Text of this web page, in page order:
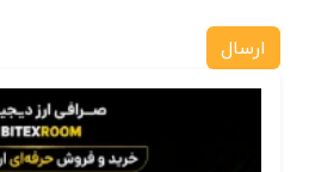
ارسال